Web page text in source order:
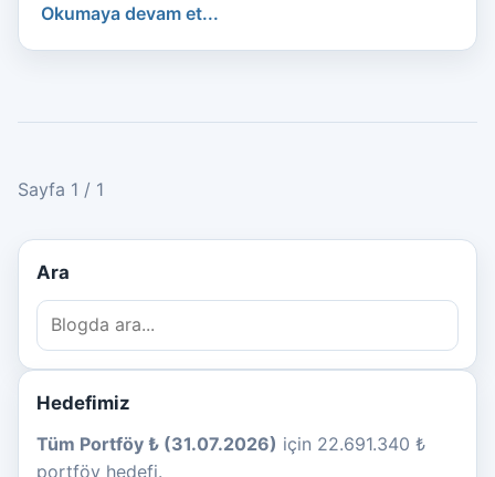
Okumaya devam et...
Sayfa 1 / 1
Ara
Hedefimiz
Tüm Portföy ₺ (31.07.2026) için 22.691.340 ₺
portföy hedefi.